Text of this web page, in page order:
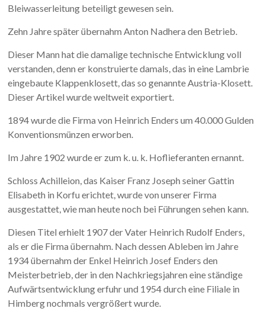
Bleiwasserleitung beteiligt gewesen sein.
Zehn Jahre später übernahm Anton Nadhera den Betrieb.
Dieser Mann hat die damalige technische Entwicklung voll
verstanden, denn er konstruierte damals, das in eine Lambrie
eingebaute Klappenklosett, das so genannte Austria-Klosett.
Dieser Artikel wurde weltweit exportiert.
1894 wurde die Firma von Heinrich Enders um 40.000 Gulden
Konventionsmünzen erworben.
Im Jahre 1902 wurde er zum k. u. k. Hoflieferanten ernannt.
Schloss Achilleion, das Kaiser Franz Joseph seiner Gattin
Elisabeth in Korfu erichtet, wurde von unserer Firma
ausgestattet, wie man heute noch bei Führungen sehen kann.
Diesen Titel erhielt 1907 der Vater Heinrich Rudolf Enders,
als er die Firma übernahm. Nach dessen Ableben im Jahre
1934 übernahm der Enkel Heinrich Josef Enders den
Meisterbetrieb, der in den Nachkriegsjahren eine ständige
Aufwärtsentwicklung erfuhr und 1954 durch eine Filiale in
Himberg nochmals vergrößert wurde.